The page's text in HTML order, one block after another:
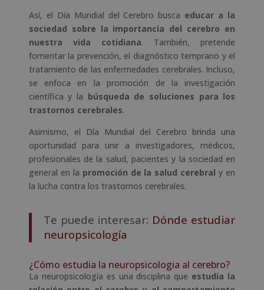
Así, el Día Mundial del Cerebro busca educar a la
sociedad sobre la importancia del cerebro en
nuestra vida cotidiana. También, pretende
fomentar la prevención, el diagnóstico temprano y el
tratamiento de las enfermedades cerebrales. Incluso,
se enfoca en la promoción de la investigación
científica y la búsqueda de soluciones para los
trastornos cerebrales.
Asimismo, el Día Mundial del Cerebro brinda una
oportunidad para unir a investigadores, médicos,
profesionales de la salud, pacientes y la sociedad en
general en la promoción de la salud cerebral y en
la lucha contra los trastornos cerebrales.
Te puede interesar: Dónde estudiar
neuropsicología
¿Cómo estudia la neuropsicologia al cerebro?
La neuropsicología es una disciplina que estudia la